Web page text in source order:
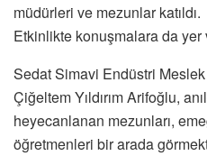
müdürleri ve mezunlar katıldı.
Etkinlikte konuşmalara da yer
Sedat Simavi Endüstri
Çiğeltem Yıldırım Arifoğlu,
heyecanlanan mezunları,
öğretmenleri bir arada